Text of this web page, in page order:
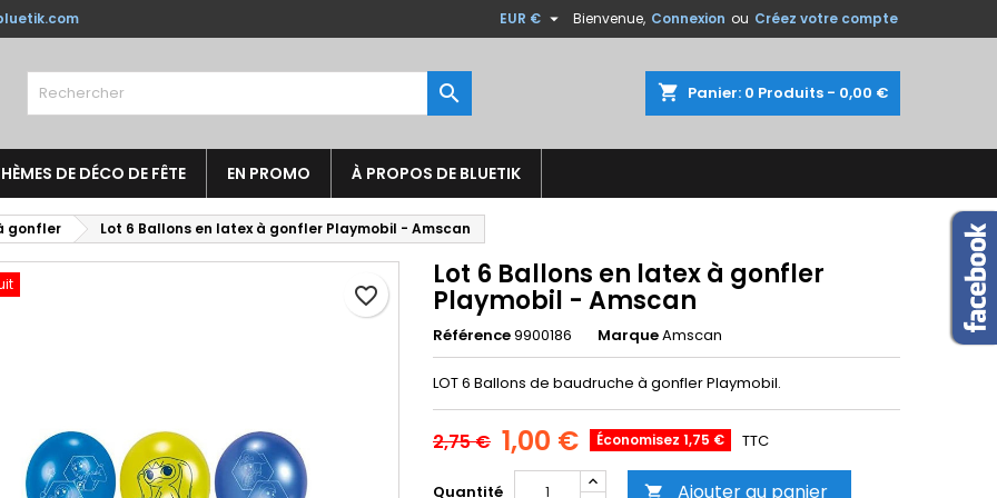
Bienvenue, Connexion ou Créez votre compte
EUR € 
shopping_cart Panier: 0 Produits - 0,00 €

DE DÉCO DE FÊTE EN PROMO À PROPOS DE BLUETIK
gonfler Lot 6 Ballons en latex à gonfler Playmobil - Amscan
favorite_border
Lot 6 Ballons en latex à gonfler
Playmobil - Amscan
Référence9900186 MarqueAmscan
LOT 6 Ballons de baudruche à gonfler Playmobil.
2,75 € 1,00 € Économisez 1,75 € TTC
Quantité  Ajouter au panier
à ma liste d'envies
Créer une nouvelle liste
une liste d'envies
Annuler Créer une liste d'envies
devez être connecté pour ajouter des produits à votre liste
Annuler Connexion